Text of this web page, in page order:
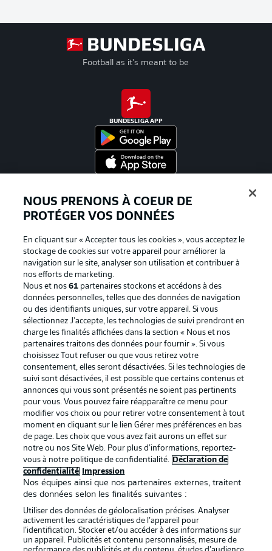
Football as it's meant to be
BUNDESLIGA APP
La publicité Conditions d’utilisation des
Mentions Légales Gérer mes préférences
Déclaration de
confidentialité
Diffuseurs
Travaux Contact
Impression Joueurs
NOUS PRENONS À COEUR DE
PROTÉGER VOS DONNÉES
En cliquant sur « Accepter tous les cookies », vous acceptez le
stockage de cookies sur votre appareil pour améliorer la
navigation sur le site, analyser son utilisation et contribuer à
nos efforts de marketing.
Nous et nos61 partenaires stockons et accédons à des
données personnelles, telles que des données de navigation
ou des identifiants uniques, sur votre appareil. Si vous
sélectionnez J'accepte, les technologies de suivi prendront en
charge les finalités affichées dans la section « Nous et nos
partenaires traitons des données pour fournir ». Si vous
choisissez Tout refuser ou que vous retirez votre
consentement, elles seront désactivées. Si les technologies de
suivi sont désactivées, il est possible que certains contenus et
annonces qui vous sont présentés ne soient pas pertinents
pour vous. Vous pouvez faire réapparaître ce menu pour
modifier vos choix ou pour retirer votre consentement à tout
moment en cliquant sur le lien Gérer mes préférences en bas
de page. Les choix que vous avez fait aurons un effet sur
notre ou nos Site Web. Pour plus d’informations, reportez-
vous à notre politique de confidentialité.
Déclaration de
confidentialité
Impression
Nos équipes ainsi que nos partenaires externes, traitent
des données selon les finalités suivantes :
Utiliser des données de géolocalisation précises. Analyser
activement les caractéristiques de l’appareil pour
l’identification. Stocker et/ou accéder à des informations sur
un appareil. Publicités et contenu personnalisés, mesure de